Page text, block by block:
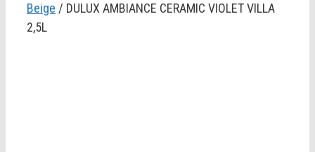
Beige / DULUX AMBIANCE CERAMIC VIOLET VILLA
2,5L